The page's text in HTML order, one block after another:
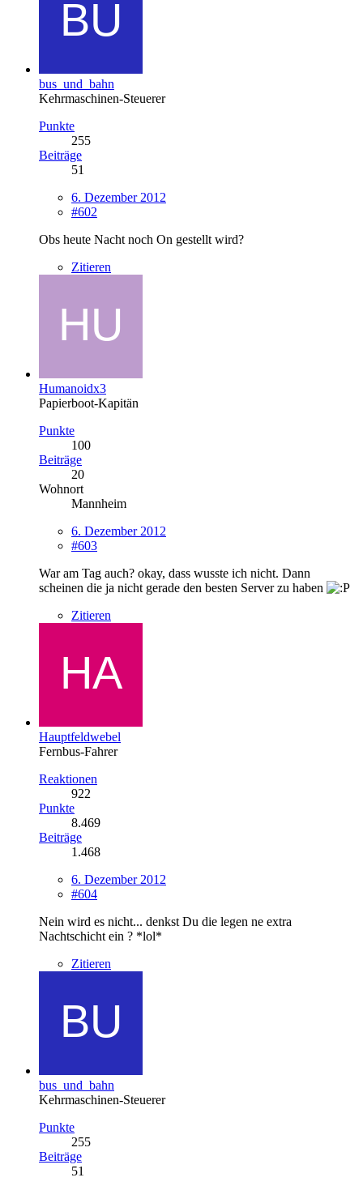
bus_und_bahn
Kehrmaschinen-Steuerer
Punkte
255
Beiträge
51
6. Dezember 2012
#602
Obs heute Nacht noch On gestellt wird?
Zitieren
Humanoidx3
Papierboot-Kapitän
Punkte
100
Beiträge
20
Wohnort
Mannheim
6. Dezember 2012
#603
War am Tag auch? okay, dass wusste ich nicht. Dann
scheinen die ja nicht gerade den besten Server zu haben
Zitieren
Hauptfeldwebel
Fernbus-Fahrer
Reaktionen
922
Punkte
8.469
Beiträge
1.468
6. Dezember 2012
#604
Nein wird es nicht... denkst Du die legen ne extra
Nachtschicht ein ? *lol*
Zitieren
bus_und_bahn
Kehrmaschinen-Steuerer
Punkte
255
Beiträge
51